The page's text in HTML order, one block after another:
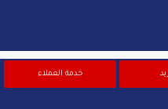
خدمة العملاء